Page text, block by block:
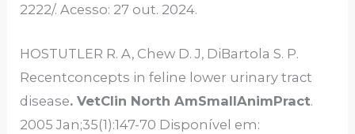
2222/. Acesso: 27 out. 2024.
HOSTUTLER R. A, Chew D. J, DiBartola S. P.
Recentconcepts in feline lower urinary tract
disease. VetClin North AmSmallAnimPract.
2005 Jan;35(1):147-70 Disponível em: